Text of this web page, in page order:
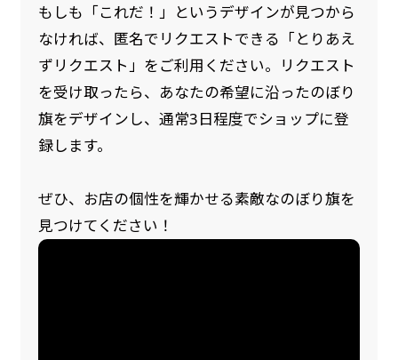
もしも「これだ！」というデザインが見つから
なければ、匿名でリクエストできる「とりあえ
ずリクエスト」をご利用ください。リクエスト
を受け取ったら、あなたの希望に沿ったのぼり
旗をデザインし、通常3日程度でショップに登
録します。
ぜひ、お店の個性を輝かせる素敵なのぼり旗を
見つけてください！